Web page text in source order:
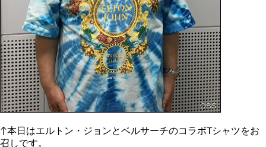
↑本日はエルトン・ジョンとベルサーチのコラボTシャツをお
召しです。